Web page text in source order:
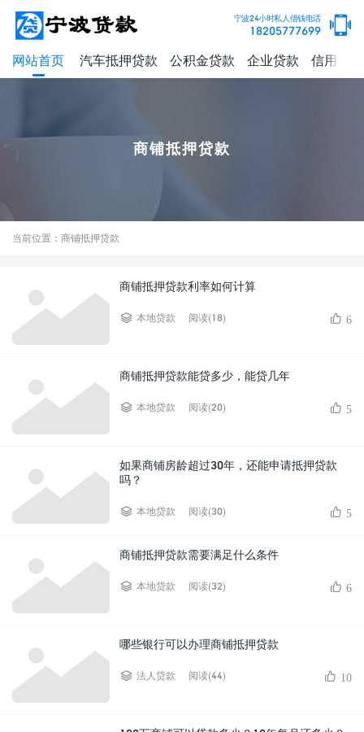
宁波24小时私人借钱电话
18205777699
网站首页 汽车抵押贷款 公积金贷款 企业贷款 信用贷款
商铺抵押贷款
当前位置：商铺抵押贷款
商铺抵押贷款利率如何计算
本地贷款 阅读(18) 6
商铺抵押贷款能贷多少，能贷几年
本地贷款 阅读(20) 5
如果商铺房龄超过30年，还能申请抵押贷款
吗？
本地贷款 阅读(30) 5
商铺抵押贷款需要满足什么条件
本地贷款 阅读(32) 6
哪些银行可以办理商铺抵押贷款
法人贷款 阅读(44) 10